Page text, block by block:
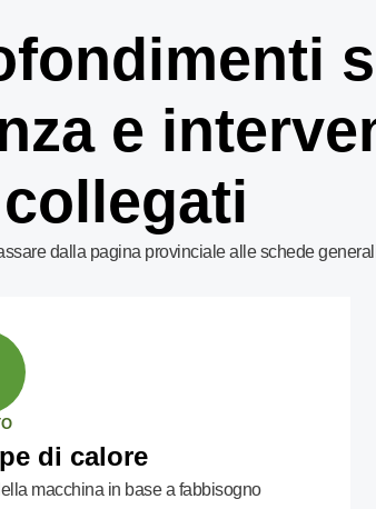
e
collegati
dalla pagina provinciale alle schede
di calore
macchina in base a fabbisogno